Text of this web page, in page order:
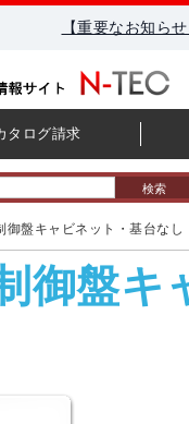
【重要なお知ら
タログ請求
検索
御盤キャビネット・基台なし
御盤キ